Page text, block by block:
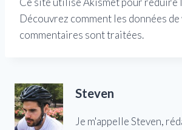
Découvrez comment les données de
commentaires sont traitées.
Steven
Je m'appelle Steven,